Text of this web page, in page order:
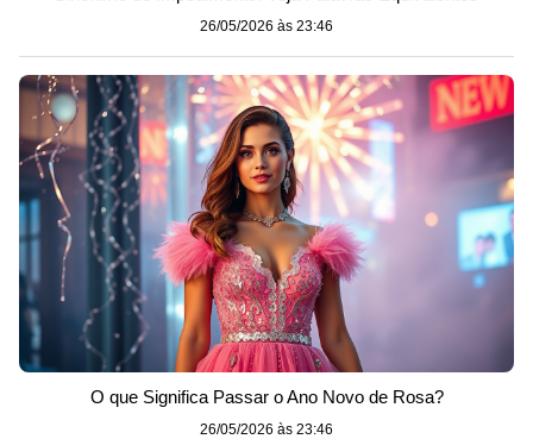
26/05/2026 às 23:46
O que Significa Passar o Ano Novo de Rosa?
26/05/2026 às 23:46